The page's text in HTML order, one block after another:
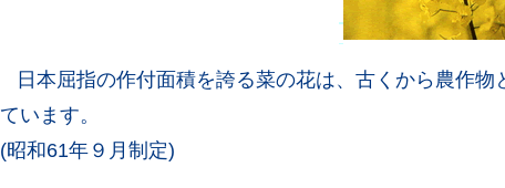
日本屈指の作付面積を誇る菜の花は、古くから農作
ています。
(昭和61年９月制定)